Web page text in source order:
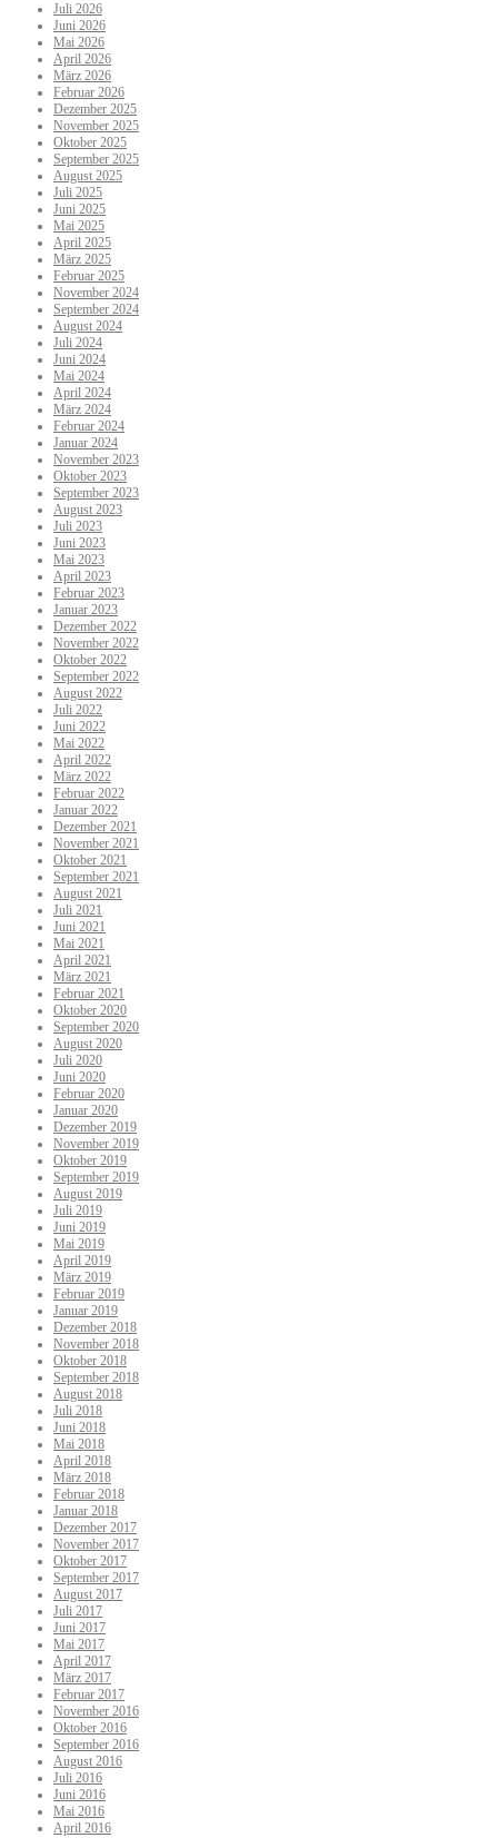
Juli 2026
Juni 2026
Mai 2026
April 2026
März 2026
Februar 2026
Dezember 2025
November 2025
Oktober 2025
September 2025
August 2025
Juli 2025
Juni 2025
Mai 2025
April 2025
März 2025
Februar 2025
November 2024
September 2024
August 2024
Juli 2024
Juni 2024
Mai 2024
April 2024
März 2024
Februar 2024
Januar 2024
November 2023
Oktober 2023
September 2023
August 2023
Juli 2023
Juni 2023
Mai 2023
April 2023
Februar 2023
Januar 2023
Dezember 2022
November 2022
Oktober 2022
September 2022
August 2022
Juli 2022
Juni 2022
Mai 2022
April 2022
März 2022
Februar 2022
Januar 2022
Dezember 2021
November 2021
Oktober 2021
September 2021
August 2021
Juli 2021
Juni 2021
Mai 2021
April 2021
März 2021
Februar 2021
Oktober 2020
September 2020
August 2020
Juli 2020
Juni 2020
Februar 2020
Januar 2020
Dezember 2019
November 2019
Oktober 2019
September 2019
August 2019
Juli 2019
Juni 2019
Mai 2019
April 2019
März 2019
Februar 2019
Januar 2019
Dezember 2018
November 2018
Oktober 2018
September 2018
August 2018
Juli 2018
Juni 2018
Mai 2018
April 2018
März 2018
Februar 2018
Januar 2018
Dezember 2017
November 2017
Oktober 2017
September 2017
August 2017
Juli 2017
Juni 2017
Mai 2017
April 2017
März 2017
Februar 2017
November 2016
Oktober 2016
September 2016
August 2016
Juli 2016
Juni 2016
Mai 2016
April 2016